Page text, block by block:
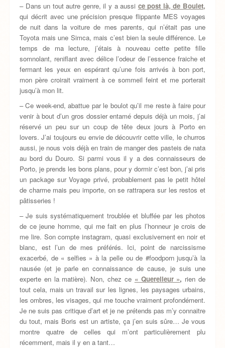
– Dans un tout autre genre, il y a aussi ce post là, de Boulet,
qui décrit avec une précision presque flippante MES voyages
de nuit dans la voiture de mes parents, qui n’était pas une
Toyota mais une Simca, mais c’est bien la seule différence. Le
temps de ma lecture, j’étais à nouveau cette petite fille
somnolant, reniflant avec délice l’odeur de l’essence fraiche et
fermant les yeux en espérant qu’une fois arrivés à bon port,
mon père croirait vraiment à ce sommeil feint et me porterait
jusqu’à mon lit.
– Ce week-end, abattue par le boulot qu’il me reste à faire pour
venir à bout d’un gros dossier entamé depuis déjà un mois, j’ai
réservé un peu sur un coup de tête deux jours à Porto en
lovers. J’ai toujours eu envie de découvrir cette ville, le churros
aussi, je nous vois déjà en train de manger des pasteis de nata
au bord du Douro. Si parmi vous il y a des connaisseurs de
Porto, je prends les bons plans, pour y dormir c’est bon, j’ai pris
un package sur Voyage privé, probablement pas le petit hôtel
de charme mais peu importe, on se rattrapera sur les restos et
pâtisseries !
– Je suis systématiquement troublée et bluffée par les photos
de ce jeune homme, qui me fait en plus l’honneur je crois de
me lire. Son compte instagram, quasi exclusivement en noir et
blanc, est l’un de mes préférés. Ici, point de narcissisme
exacerbé, de « selfies » à la pelle ou de #foodporn jusqu’à la
nausée (et je parle en connaissance de cause, je suis une
experte en la matière). Non, chez ce « Querelleur », rien de
tout cela, mais un travail sur les lignes, les paysages urbains,
les ombres, les visages, qui me touche vraiment profondément.
Je ne suis pas critique d’art et je ne prétends pas m’y connaitre
du tout, mais Boris est un artiste, ça j’en suis sûre… Je vous
montre quatre de celles qui m’ont particulièrement plu
récemment, mais il y en a tant…